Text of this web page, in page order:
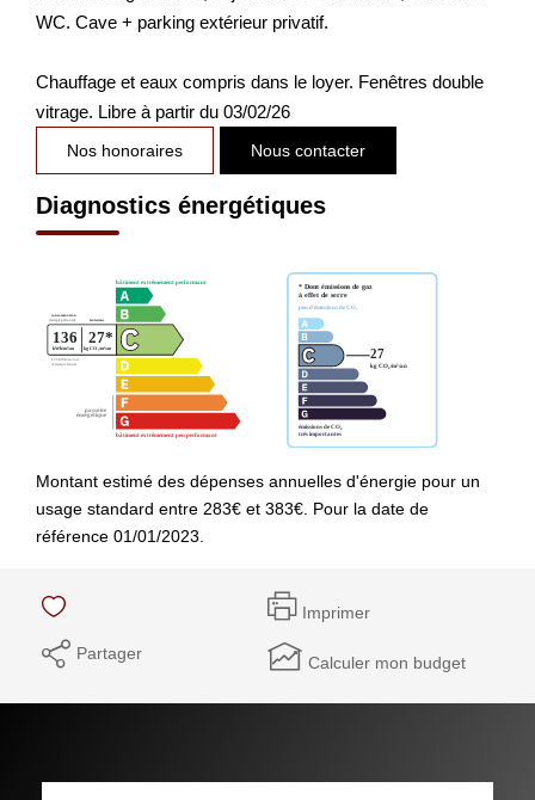
WC. Cave + parking extérieur privatif.
Chauffage et eaux compris dans le loyer. Fenêtres double
vitrage. Libre à partir du 03/02/26
Nos honoraires Nous contacter
Diagnostics énergétiques
Montant estimé des dépenses annuelles d'énergie pour un
usage standard entre 283€ et 383€. Pour la date de
référence 01/01/2023.
Imprimer
Partager Calculer mon budget